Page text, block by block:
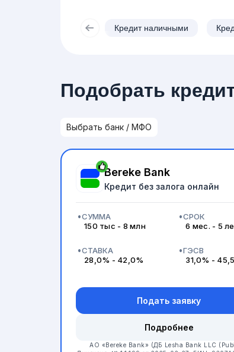
Кредит наличными
Подобрать
Bereke Bank
Кредит без залога онлайн
СУММА
150 тыс - 8 млн
СРОК
6 мес. - 5
СТАВКА
28,0% - 42,0%
ГЭСВ
31,0% -
Подать заявку
Подробнее
АО «Bereke Bank» (ДБ Lesha Bank LLC